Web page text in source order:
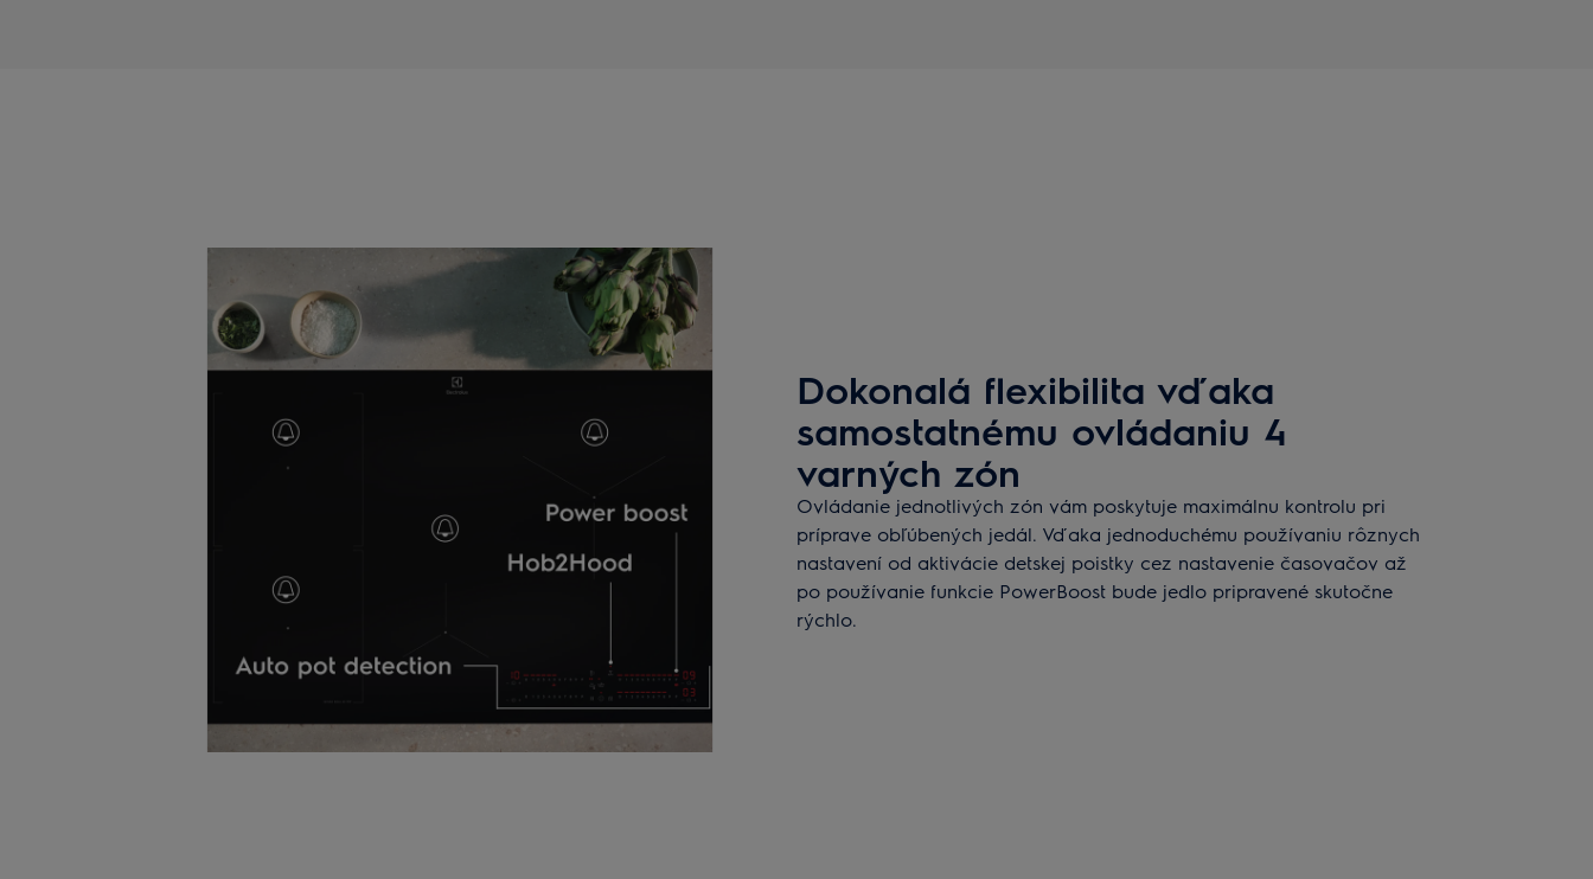
Dokonalá flexibilita vďaka
samostatnému ovládaniu 4
varných zón
Ovládanie jednotlivých zón vám poskytuje maximálnu kontrolu pri
príprave obľúbených jedál. Vďaka jednoduchému používaniu rôznych
nastavení od aktivácie detskej poistky cez nastavenie časovačov až
po používanie funkcie PowerBoost bude jedlo pripravené skutočne
rýchlo.